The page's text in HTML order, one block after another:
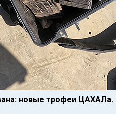
новые трофеи